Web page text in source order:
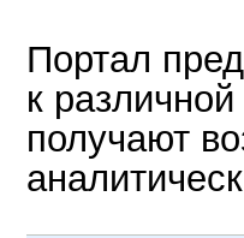
Портал
к
получают